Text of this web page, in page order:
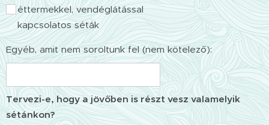
éttermekkel, vendéglátással
kapcsolatos séták
Egyéb, amit nem soroltunk fel (nem kötelező):
Tervezi-e, hogy a jövőben is részt vesz valamelyik
sétánkon?